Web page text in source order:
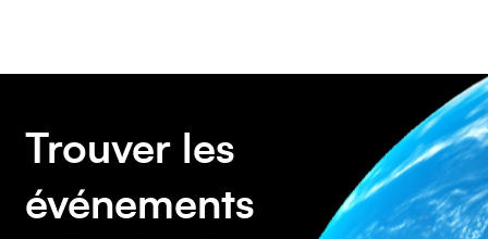
Trouver les
événements
Amérique du Nord